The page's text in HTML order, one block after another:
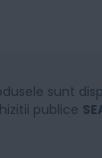
sunt
publice